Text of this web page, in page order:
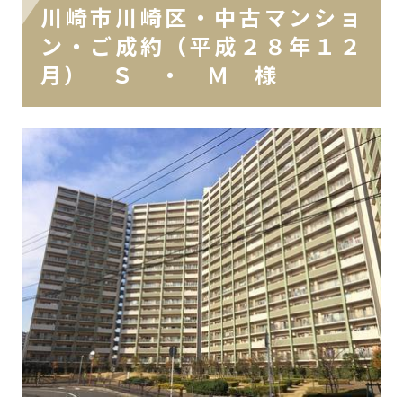
川崎市川崎区・中古マンショ
ン・ご成約（平成２８年１２
月） Ｓ ・ Ｍ 様